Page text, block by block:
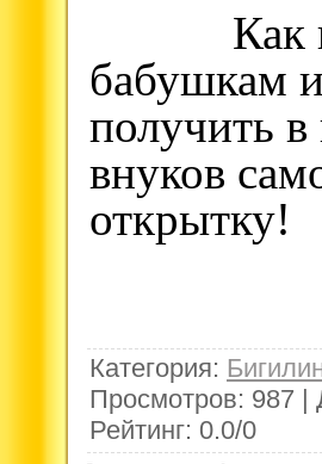
Как
бабушкам
получить в
внуков
открытку!
Категория:
Просмотров: 987 |
Рейтинг: 0.0/0